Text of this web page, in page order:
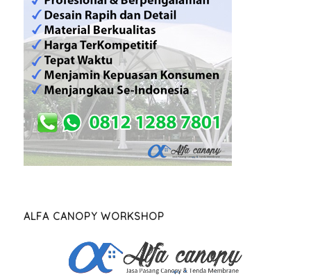
ALFA CANOPY WORKSHOP